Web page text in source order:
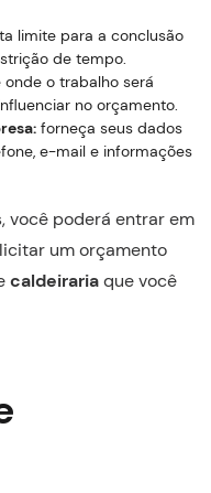
limite para a conclusão
de tempo.
o trabalho será
no orçamento.
forneça seus dados
e-mail e informações
você poderá entrar em
um orçamento
caldeirariaque você